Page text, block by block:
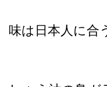
味は日本人に合